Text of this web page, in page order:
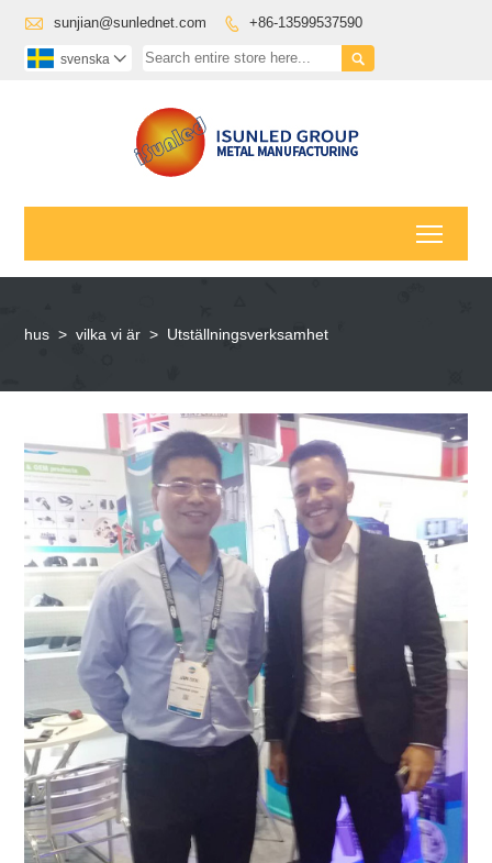
 sunjian@sunlednet.com  +86-13599537590

svenska 
hus > vilka vi är > Utställningsverksamhet